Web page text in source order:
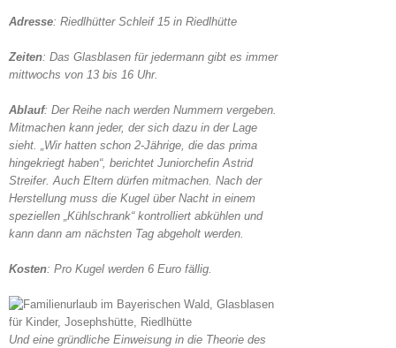
Adresse: Riedlhütter Schleif 15 in Riedlhütte
Zeiten: Das Glasblasen für jedermann gibt es immer
mittwochs von 13 bis 16 Uhr.
Ablauf: Der Reihe nach werden Nummern vergeben.
Mitmachen kann jeder, der sich dazu in der Lage
sieht. „Wir hatten schon 2-Jährige, die das prima
hingekriegt haben“, berichtet Juniorchefin Astrid
Streifer. Auch Eltern dürfen mitmachen. Nach der
Herstellung muss die Kugel über Nacht in einem
speziellen „Kühlschrank“ kontrolliert abkühlen und
kann dann am nächsten Tag abgeholt werden.
Kosten: Pro Kugel werden 6 Euro fällig.
Und eine gründliche Einweisung in die Theorie des